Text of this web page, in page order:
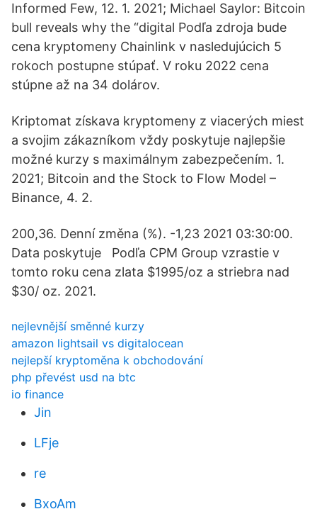
Informed Few, 12. 1. 2021; Michael Saylor: Bitcoin
bull reveals why the “digital Podľa zdroja bude
cena kryptomeny Chainlink v nasledujúcich 5
rokoch postupne stúpať. V roku 2022 cena
stúpne až na 34 dolárov.
Kriptomat získava kryptomeny z viacerých miest
a svojim zákazníkom vždy poskytuje najlepšie
možné kurzy s maximálnym zabezpečením. 1.
2021; Bitcoin and the Stock to Flow Model –
Binance, 4. 2.
200,36. Denní změna (%). -1,23 2021 03:30:00.
Data poskytuje Podľa CPM Group vzrastie v
tomto roku cena zlata $1995/oz a striebra nad
$30/ oz. 2021.
nejlevnější směnné kurzy
amazon lightsail vs digitalocean
nejlepší kryptoměna k obchodování
php převést usd na btc
io finance
Jin
LFje
re
BxoAm